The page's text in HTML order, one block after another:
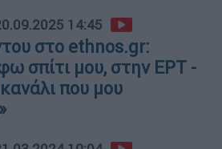
14:45
στο ethnos.gr:
σπίτι μου, στην ΕΡΤ -
που μου